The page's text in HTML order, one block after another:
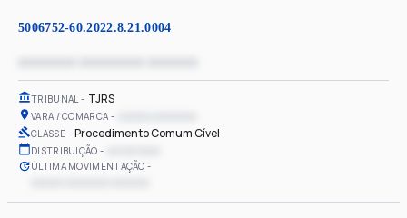
5006752-60.2022.8.21.0004
TRIBUNAL TJRS
VARA / COMARCA
CLASSE Procedimento Comum Cível
DISTRIBUIÇÃO
ÚLTIMA MOVIMENTAÇÃO